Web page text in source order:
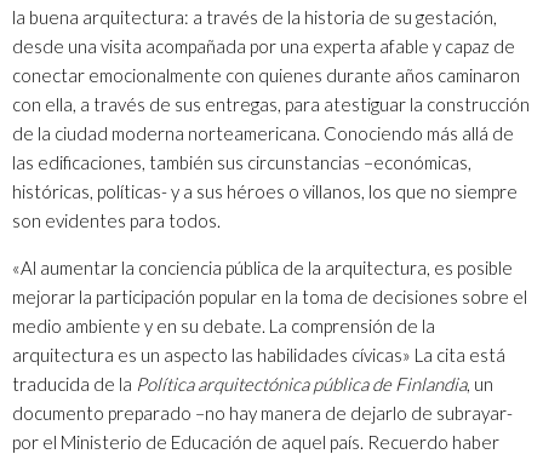
la buena arquitectura: a través de la historia de su gestación,
desde una visita acompañada por una experta afable y capaz de
conectar emocionalmente con quienes durante años caminaron
con ella, a través de sus entregas, para atestiguar la construcción
de la ciudad moderna norteamericana. Conociendo más allá de
las edificaciones, también sus circunstancias –económicas,
históricas, políticas- y a sus héroes o villanos, los que no siempre
son evidentes para todos.
«Al aumentar la conciencia pública de la arquitectura, es posible
mejorar la participación popular en la toma de decisiones sobre el
medio ambiente y en su debate. La comprensión de la
arquitectura es un aspecto las habilidades cívicas» La cita está
traducida de la Política arquitectónica pública de Finlandia, un
documento preparado –no hay manera de dejarlo de subrayar-
por el Ministerio de Educación de aquel país. Recuerdo haber